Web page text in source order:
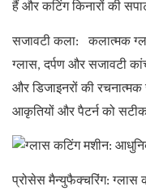
हैं और कटिंग किनारों की
सजावटी कला:
कलात्मक
ग्लास, दर्पण और सजावटी
और डिजाइनरों की
आकृतियों और पैटर्न को
प्रोसेस मैन्युफैक्चरिंग: ग्लास